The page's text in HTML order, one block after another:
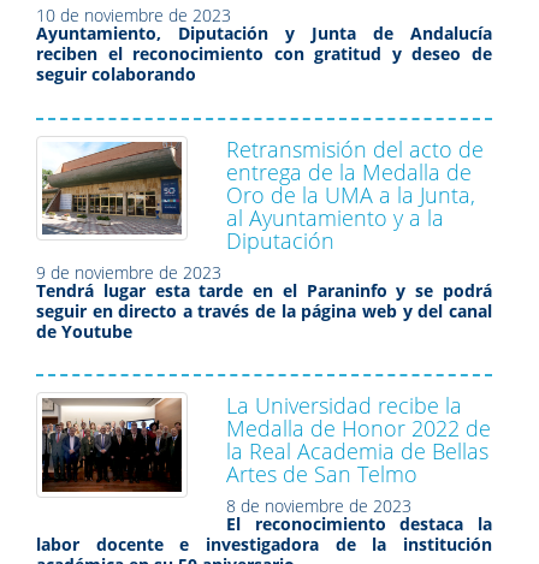
10 de noviembre de 2023
Ayuntamiento, Diputación y Junta de Andalucía
reciben el reconocimiento con gratitud y deseo de
seguir colaborando
Retransmisión del acto de
entrega de la Medalla de
Oro de la UMA a la Junta,
al Ayuntamiento y a la
Diputación
9 de noviembre de 2023
Tendrá lugar esta tarde en el Paraninfo y se podrá
seguir en directo a través de la página web y del canal
de Youtube
La Universidad recibe la
Medalla de Honor 2022 de
la Real Academia de Bellas
Artes de San Telmo
8 de noviembre de 2023
El reconocimiento destaca la
labor docente e investigadora de la institución